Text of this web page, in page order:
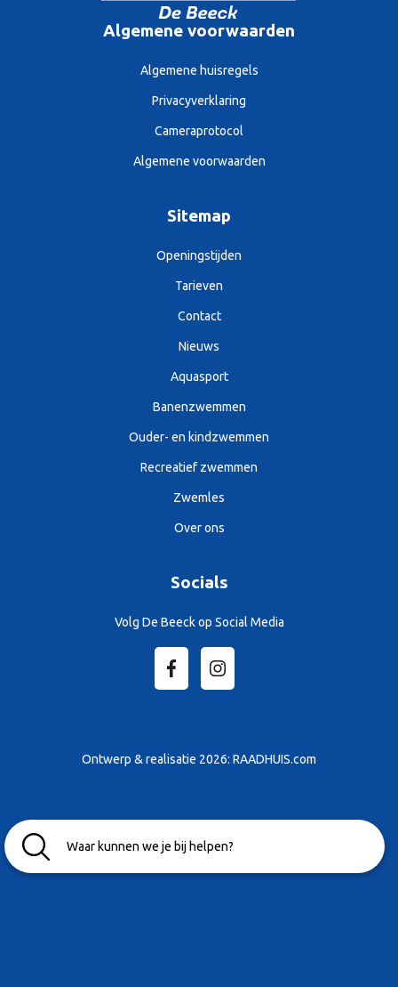
Algemene voorwaarden
Algemene huisregels
Privacyverklaring
Cameraprotocol
Algemene voorwaarden
Sitemap
Openingstijden
Tarieven
Contact
Nieuws
Aquasport
Banenzwemmen
Ouder- en kindzwemmen
Recreatief zwemmen
Zwemles
Over ons
Socials
Volg De Beeck op Social Media
Ontwerp & realisatie 2026: RAADHUIS.com